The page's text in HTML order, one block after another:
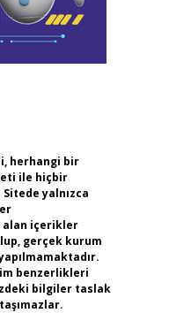
herhangi bir
ile hiçbir
yalnızca
alan içerikler
gerçek kurum
benzerlikleri
bilgiler taslak